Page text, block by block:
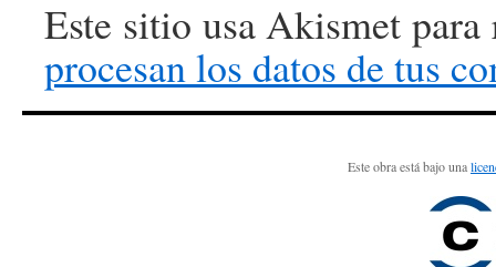
Este sitio usa Akismet
procesan los datos de tus
Este obra está bajo una